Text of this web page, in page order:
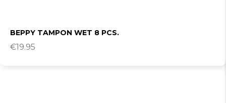
BEPPY TAMPON WET 8 PCS.
€19.95